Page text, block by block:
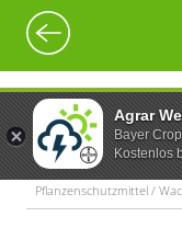
Agrar
Bayer
Kostenlos
Pflanzenschutzmittel /